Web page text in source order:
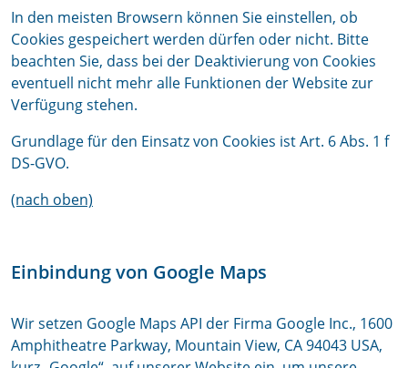
In den meisten Browsern können Sie einstellen, ob
Cookies gespeichert werden dürfen oder nicht. Bitte
beachten Sie, dass bei der Deaktivierung von Cookies
eventuell nicht mehr alle Funktionen der Website zur
Verfügung stehen.
Grundlage für den Einsatz von Cookies ist Art. 6 Abs. 1 f
DS-GVO.
(nach oben)
Einbindung von Google Maps
Wir setzen Google Maps API der Firma Google Inc., 1600
Amphitheatre Parkway, Mountain View, CA 94043 USA,